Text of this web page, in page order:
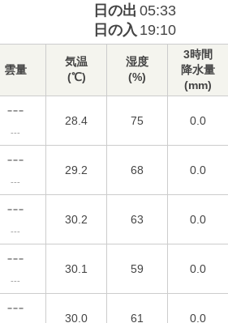
日の出 05:33
日の入 19:10
雲量
気温
(℃)
湿度
(%)
3時間
降水量
(mm)
---
28.4 75 0.0
---
29.2 68 0.0
---
30.2 63 0.0
---
30.1 59 0.0
30.0 61 0.0